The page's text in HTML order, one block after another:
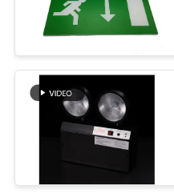
Luci di
difficili di